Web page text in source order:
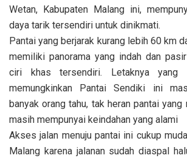
Wetan, Kabupaten Malang ini,
daya tarik tersendiri untuk dinikmati.
Pantai yang berjarak kurang lebih 60 km
memiliki panorama yang indah dan
ciri khas tersendiri. Letaknya yang
memungkinkan Pantai Sendiki ini
banyak orang tahu, tak heran pantai
masih mempunyai keindahan yang alami
Akses jalan menuju pantai ini cukup
Malang karena jalanan sudah diaspal